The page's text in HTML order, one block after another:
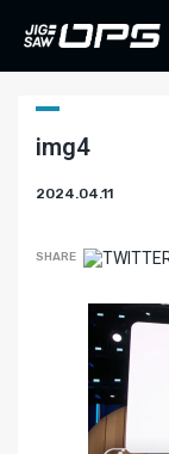
img4
2024.04.11
SHARE